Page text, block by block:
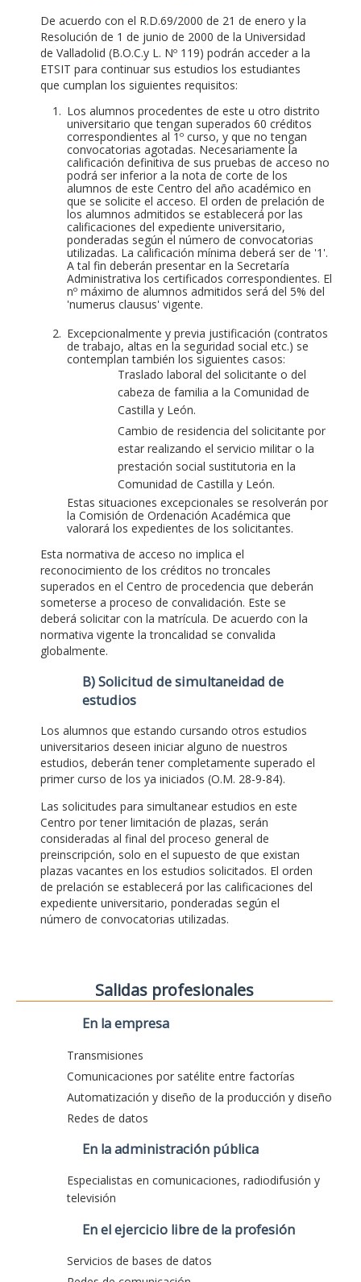
De acuerdo con el R.D.69/2000 de 21 de enero y la
Resolución de 1 de junio de 2000 de la Universidad
de Valladolid (B.O.C.y L. Nº 119) podrán acceder a la
ETSIT para continuar sus estudios los estudiantes
que cumplan los siguientes requisitos:
Los alumnos procedentes de este u otro distrito
universitario que tengan superados 60 créditos
correspondientes al 1º curso, y que no tengan
convocatorias agotadas. Necesariamente la
calificación definitiva de sus pruebas de acceso no
podrá ser inferior a la nota de corte de los
alumnos de este Centro del año académico en
que se solicite el acceso. El orden de prelación de
los alumnos admitidos se establecerá por las
calificaciones del expediente universitario,
ponderadas según el número de convocatorias
utilizadas. La calificación mínima deberá ser de '1'.
A tal fin deberán presentar en la Secretaría
Administrativa los certificados correspondientes. El
nº máximo de alumnos admitidos será del 5% del
'numerus clausus' vigente.
Excepcionalmente y previa justificación (contratos
de trabajo, altas en la seguridad social etc.) se
contemplan también los siguientes casos:
Traslado laboral del solicitante o del
cabeza de familia a la Comunidad de
Castilla y León.
Cambio de residencia del solicitante por
estar realizando el servicio militar o la
prestación social sustitutoria en la
Comunidad de Castilla y León.
Estas situaciones excepcionales se resolverán por
la Comisión de Ordenación Académica que
valorará los expedientes de los solicitantes.
Esta normativa de acceso no implica el
reconocimiento de los créditos no troncales
superados en el Centro de procedencia que deberán
someterse a proceso de convalidación. Este se
deberá solicitar con la matrícula. De acuerdo con la
normativa vigente la troncalidad se convalida
globalmente.
B) Solicitud de simultaneidad de
estudios
Los alumnos que estando cursando otros estudios
universitarios deseen iniciar alguno de nuestros
estudios, deberán tener completamente superado el
primer curso de los ya iniciados (O.M. 28-9-84).
Las solicitudes para simultanear estudios en este
Centro por tener limitación de plazas, serán
consideradas al final del proceso general de
preinscripción, solo en el supuesto de que existan
plazas vacantes en los estudios solicitados. El orden
de prelación se establecerá por las calificaciones del
expediente universitario, ponderadas según el
número de convocatorias utilizadas.
Salidas profesionales
En la empresa
Transmisiones
Comunicaciones por satélite entre factorías
Automatización y diseño de la producción y diseño
Redes de datos
En la administración pública
Especialistas en comunicaciones, radiodifusión y
televisión
En el ejercicio libre de la profesión
Servicios de bases de datos